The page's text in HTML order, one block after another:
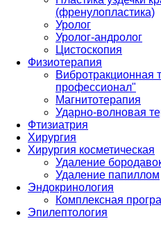
(френулопластика)
Уролог
Уролог-андролог
Цистоскопия
Физиотерапия
Вибротракционная
профессионал"
Магнитотерапия
Ударно-волновая
Фтизиатрия
Хирургия
Хирургия косметическая
Удаление
Удаление папиллом
Эндокринология
Комплексная
Эпилептология